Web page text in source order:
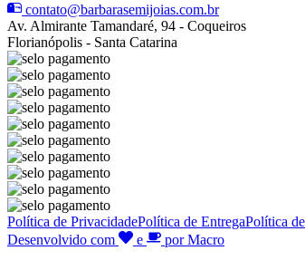
contato@barbarasemijoias.com.br
Av. Almirante Tamandaré, 94 - Coqueiros
Florianópolis - Santa Catarina
Política de PrivacidadePolítica de EntregaPolítica
Desenvolvido com
e por Macro